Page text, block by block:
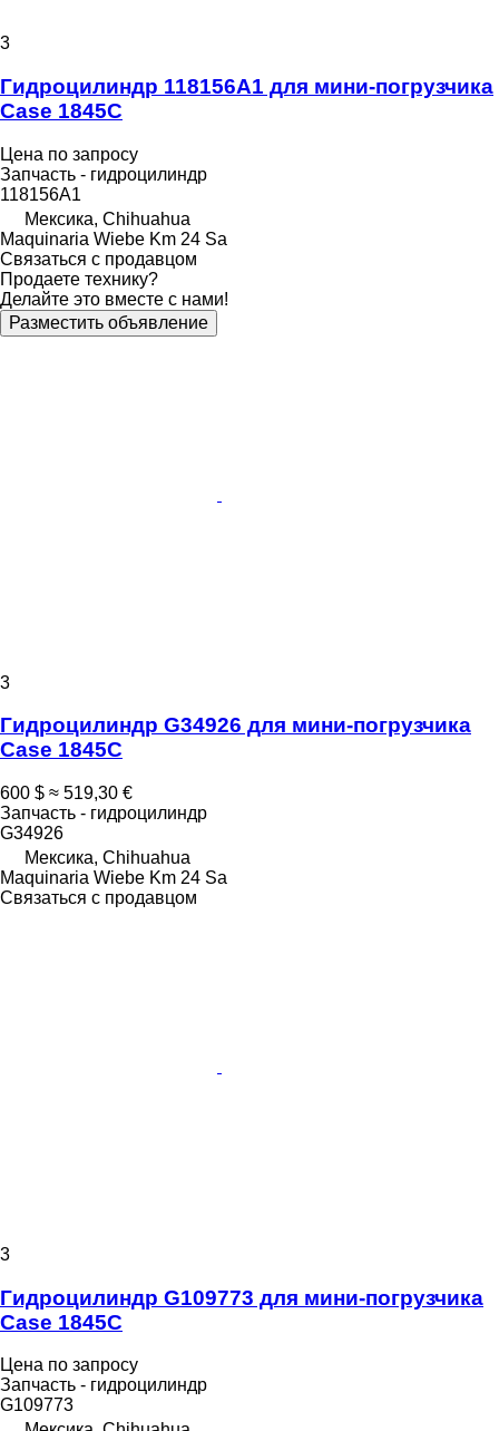
3
Гидроцилиндр 118156A1 для мини-погрузчика
Case 1845C
Цена по запросу
Запчасть - гидроцилиндр
118156A1
Мексика, Chihuahua
Maquinaria Wiebe Km 24 Sa
Связаться с продавцом
Продаете технику?
Делайте это вместе с нами!
Разместить объявление
3
Гидроцилиндр G34926 для мини-погрузчика
Case 1845C
600 $ ≈ 519,30 €
Запчасть - гидроцилиндр
G34926
Мексика, Chihuahua
Maquinaria Wiebe Km 24 Sa
Связаться с продавцом
3
Гидроцилиндр G109773 для мини-погрузчика
Case 1845C
Цена по запросу
Запчасть - гидроцилиндр
G109773